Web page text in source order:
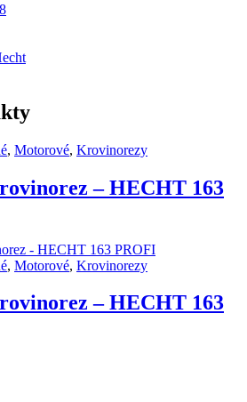
, Motorové, Krovinorezy
– HECHT 163
, Motorové, Krovinorezy
– HECHT 163